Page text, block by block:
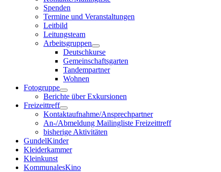
Spenden
Termine und Veranstaltungen
Leitbild
Leitungsteam
Arbeitsgruppen
Deutschkurse
Gemeinschaftsgarten
Tandempartner
Wohnen
Fotogruppe
Berichte über Exkursionen
Freizeittreff
Kontaktaufnahme/Ansprechpartner
An-/Abmeldung Mailingliste Freizeittreff
bisherige Aktivitäten
GundelKinder
Kleiderkammer
Kleinkunst
KommunalesKino